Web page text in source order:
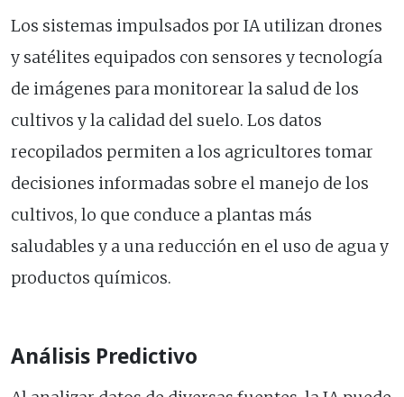
Los sistemas impulsados por IA utilizan drones
y satélites equipados con sensores y tecnología
de imágenes para monitorear la salud de los
cultivos y la calidad del suelo. Los datos
recopilados permiten a los agricultores tomar
decisiones informadas sobre el manejo de los
cultivos, lo que conduce a plantas más
saludables y a una reducción en el uso de agua y
productos químicos.
Análisis Predictivo